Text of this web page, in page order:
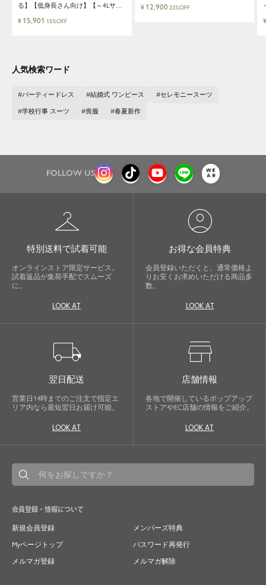
る】【低身長さん向け】【～4Lサイ
ス&タイトスカートorワイドパンツ
¥ 15,901 15%OFF
ースセットロング結婚式ワンピース
¥ 12,900 23%OFF
¥
人気検索ワード
パーティードレス 結婚式 ワンピース セレモニースーツ
学校行事 スーツ 喪服 春夏新作
FOLLOW US
checkroom
特別送料で試着可能
オンラインストア限定サービス。
試着返品が集荷手配でスムーズ
に。
LOOK AT
account_circle
お得な会員特典
会員登録いただくと、通常価格よ
りお安くお求めいただける商品多
数。
LOOK AT
local_shipping
翌日配送
営業日14時までのご注文で指定エ
リア内なら最短翌日お届け可能。
LOOK AT
store
店舗情報
各地で開催しているポップアップ
ストアやEC店舗の情報をご紹介。
LOOK AT
会員登録・情報について
新規会員登録
メンバーズ特典
Myページトップ
パスワード再発行
メルマガ登録
メルマガ解除